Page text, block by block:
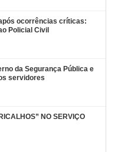
ocorrências críticas:
Policial Civil
da Segurança Pública e
servidores
NO SERVIÇO